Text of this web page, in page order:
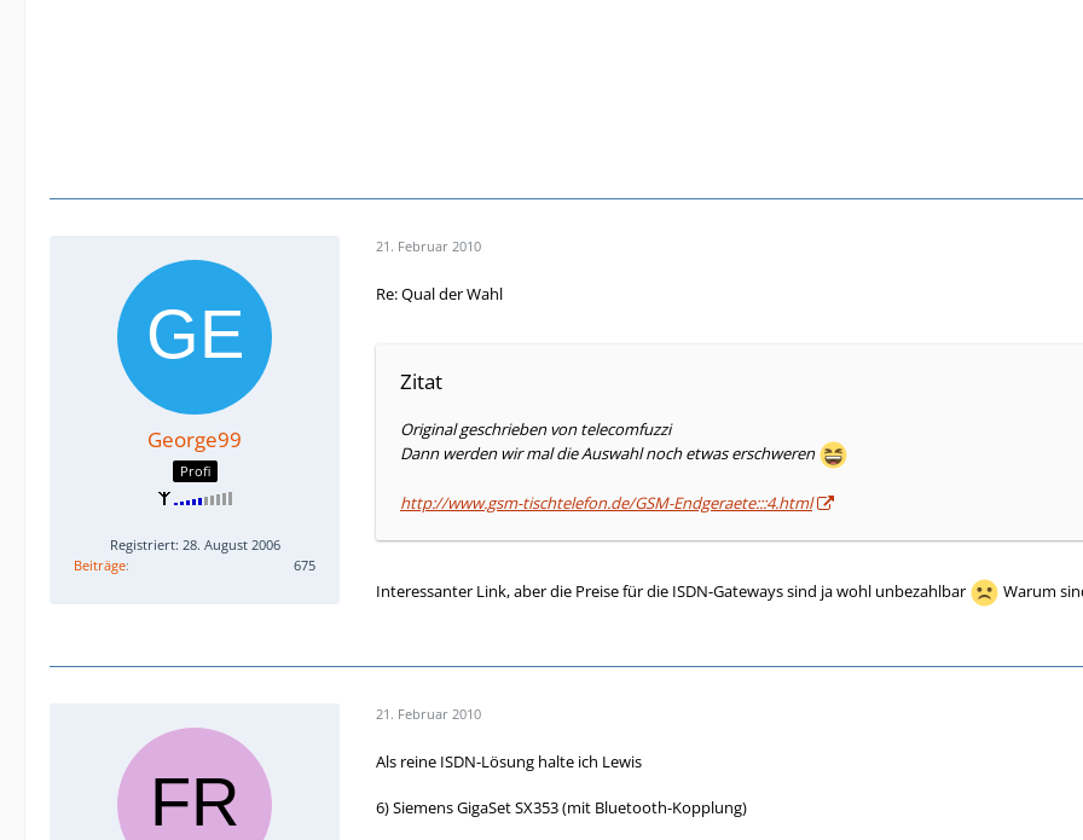
George99
Profi
Registriert: 28. August 2006
Beiträge
675
21. Februar 2010
Re: Qual der Wahl
Zitat
Original geschrieben von telecomfuzzi
Dann werden wir mal die Auswahl noch etwas erschweren
http://www.gsm-tischtelefon.de/GSM-Endgeraete:::4.html
Interessanter Link, aber die Preise für die ISDN-Gateways sind ja wohl unbezahlbar Warum
21. Februar 2010
Als reine ISDN-Lösung halte ich Lewis
6) Siemens GigaSet SX353 (mit Bluetooth-Kopplung)